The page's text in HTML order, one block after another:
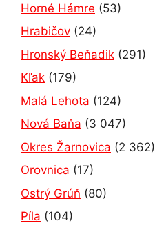
Horné Hámre (53)
Hrabičov (24)
Hronský Beňadik (291)
Kľak (179)
Malá Lehota (124)
Nová Baňa (3 047)
Okres Žarnovica (2 362)
Orovnica (17)
Ostrý Grúň (80)
Píla (104)